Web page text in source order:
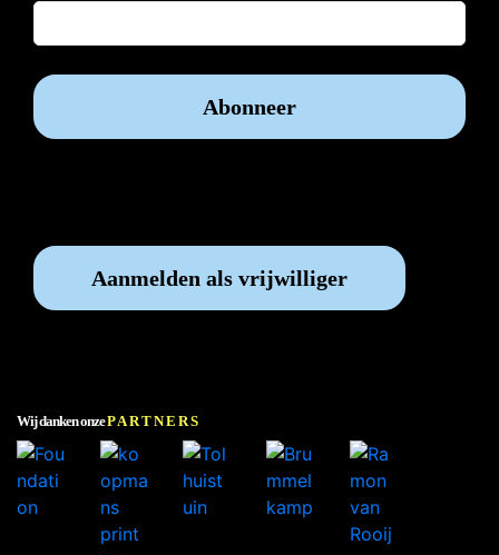
Aanmelden als vrijwilliger
Wij danken onzePARTNERS